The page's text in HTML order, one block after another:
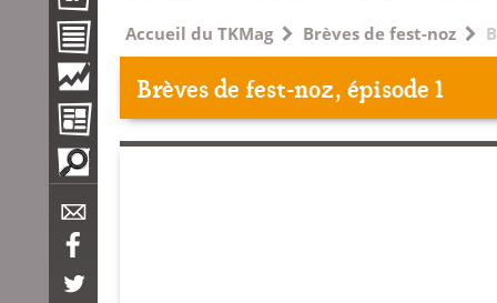
Accueil du TKMag Brèves de fest-noz
Brèves de fest-noz, épisode 1